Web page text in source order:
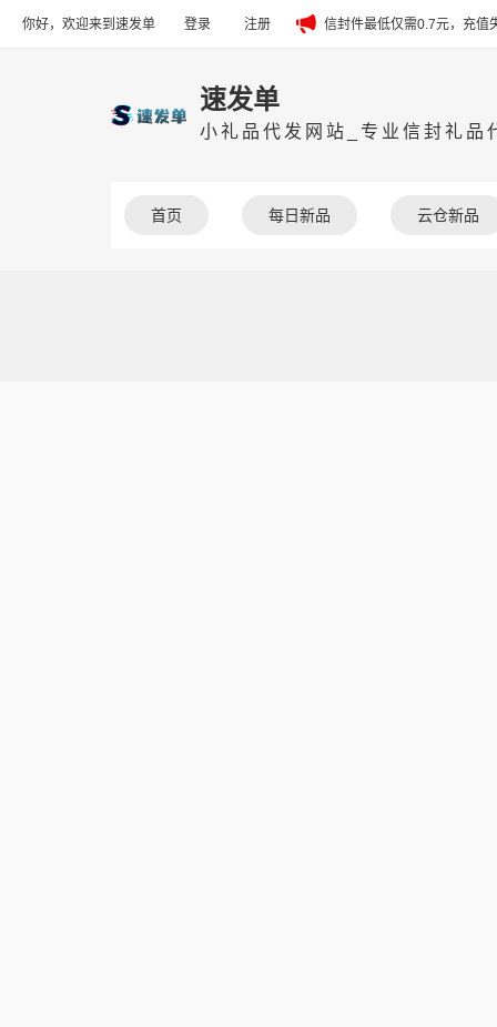
你好，欢迎来到速发单 登录 注册 信封件最低仅需0.7元，充值
速发单
小礼品代发网站_专业信封礼
首页 每日新品 云仓新品